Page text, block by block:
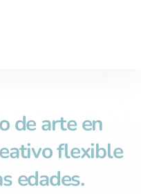
de arte en
flexible
edades.